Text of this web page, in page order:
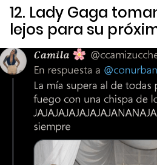
12. Lady Gaga
lejos para su